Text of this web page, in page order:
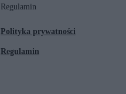
Regulamin
Polityka prywatności
Regulamin